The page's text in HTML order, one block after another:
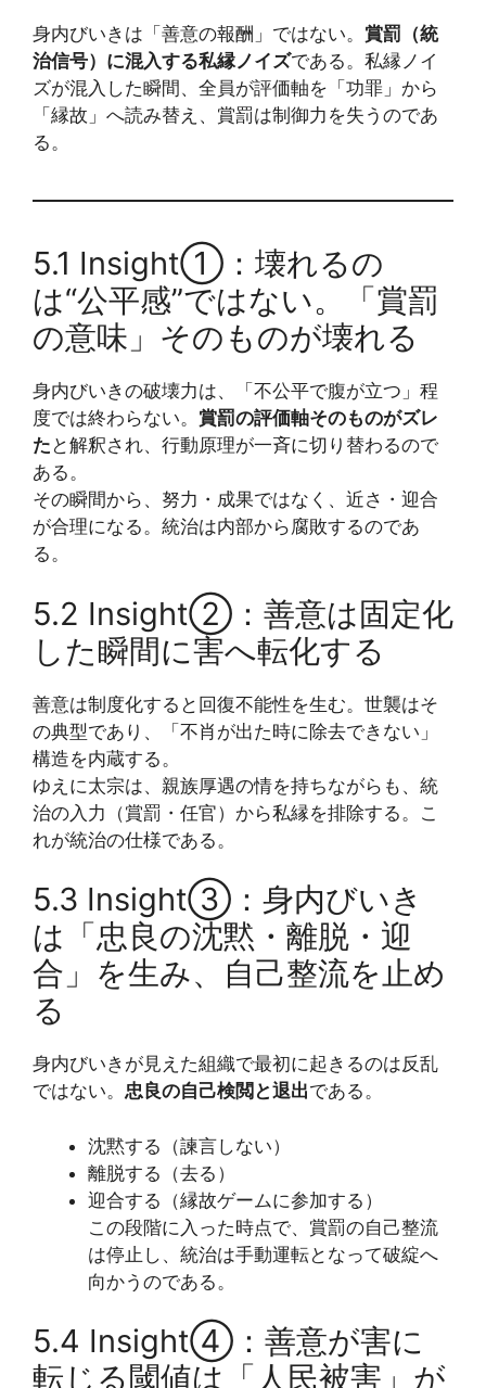
身内びいきは「善意の報酬」ではない。 賞罰（統
治信号）に混入する私縁ノイズである。私縁ノイ
ズが混入した瞬間、全員が評価軸を「功罪」から
「縁故」へ読み替え、賞罰は制御力を失うのであ
る。
5.1 Insight①：壊れるの
は“公平感”ではない。「賞罰
の意味」そのものが壊れる
身内びいきの破壊力は、「不公平で腹が立つ」程
度では終わらない。 賞罰の評価軸そのものがズレ
た と解釈され、行動原理が一斉に切り替わるので
ある。
その瞬間から、努力・成果ではなく、近さ・迎合
が合理になる。統治は内部から腐敗するのであ
る。
5.2 Insight②：善意は固定化
した瞬間に害へ転化する
善意は制度化すると回復不能性を生む。世襲はそ
の典型であり、「不肖が出た時に除去できない」
構造を内蔵する。
ゆえに太宗は、親族厚遇の情を持ちながらも、統
治の入力（賞罰・任官）から私縁を排除する。こ
れが統治の仕様である。
5.3 Insight③：身内びいき
は「忠良の沈黙・離脱・迎
合」を生み、自己整流を止め
る
身内びいきが見えた組織で最初に起きるのは反乱
ではない。 忠良の自己検閲と退出である。
沈黙する（諫言しない）
離脱する（去る）
迎合する（縁故ゲームに参加する）
この段階に入った時点で、賞罰の自己整流
は停止し、統治は手動運転となって破綻へ
向かうのである。
5.4 Insight④：善意が害に
転じる閾値は「人民被害」が